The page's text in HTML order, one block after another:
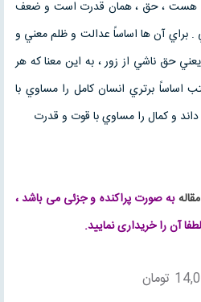
هست ، حق ، همان قدرت است و ضعف
آن ها اساساً عدالت و ظلم معني و
حق ناشي از زور ، به اين معنا كه هر
برتري انسان كامل را مساوي با
و كمال را مساوي با قوت و قدرت
مقالهبه صورت پراکنده و جزئی می باشد ،
آن را خریداری نمایید.
تومان